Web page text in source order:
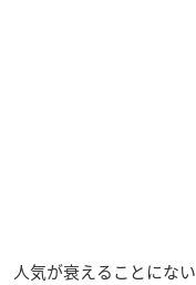
人気が衰えることにない